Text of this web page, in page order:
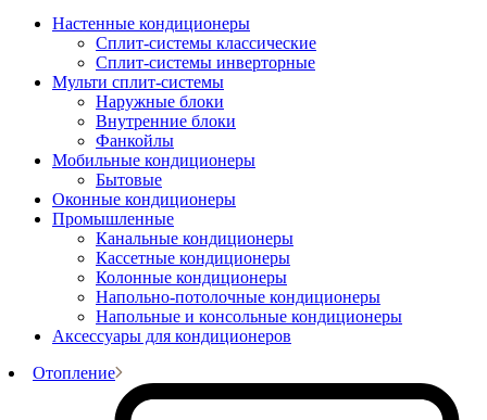
Настенные кондиционеры
Сплит-системы классические
Сплит-системы инверторные
Мульти сплит-системы
Наружные блоки
Внутренние блоки
Фанкойлы
Мобильные кондиционеры
Бытовые
Оконные кондиционеры
Промышленные
Канальные кондиционеры
Кассетные кондиционеры
Колонные кондиционеры
Напольно-потолочные кондиционеры
Напольные и консольные кондиционеры
Аксессуары для кондиционеров
Отопление